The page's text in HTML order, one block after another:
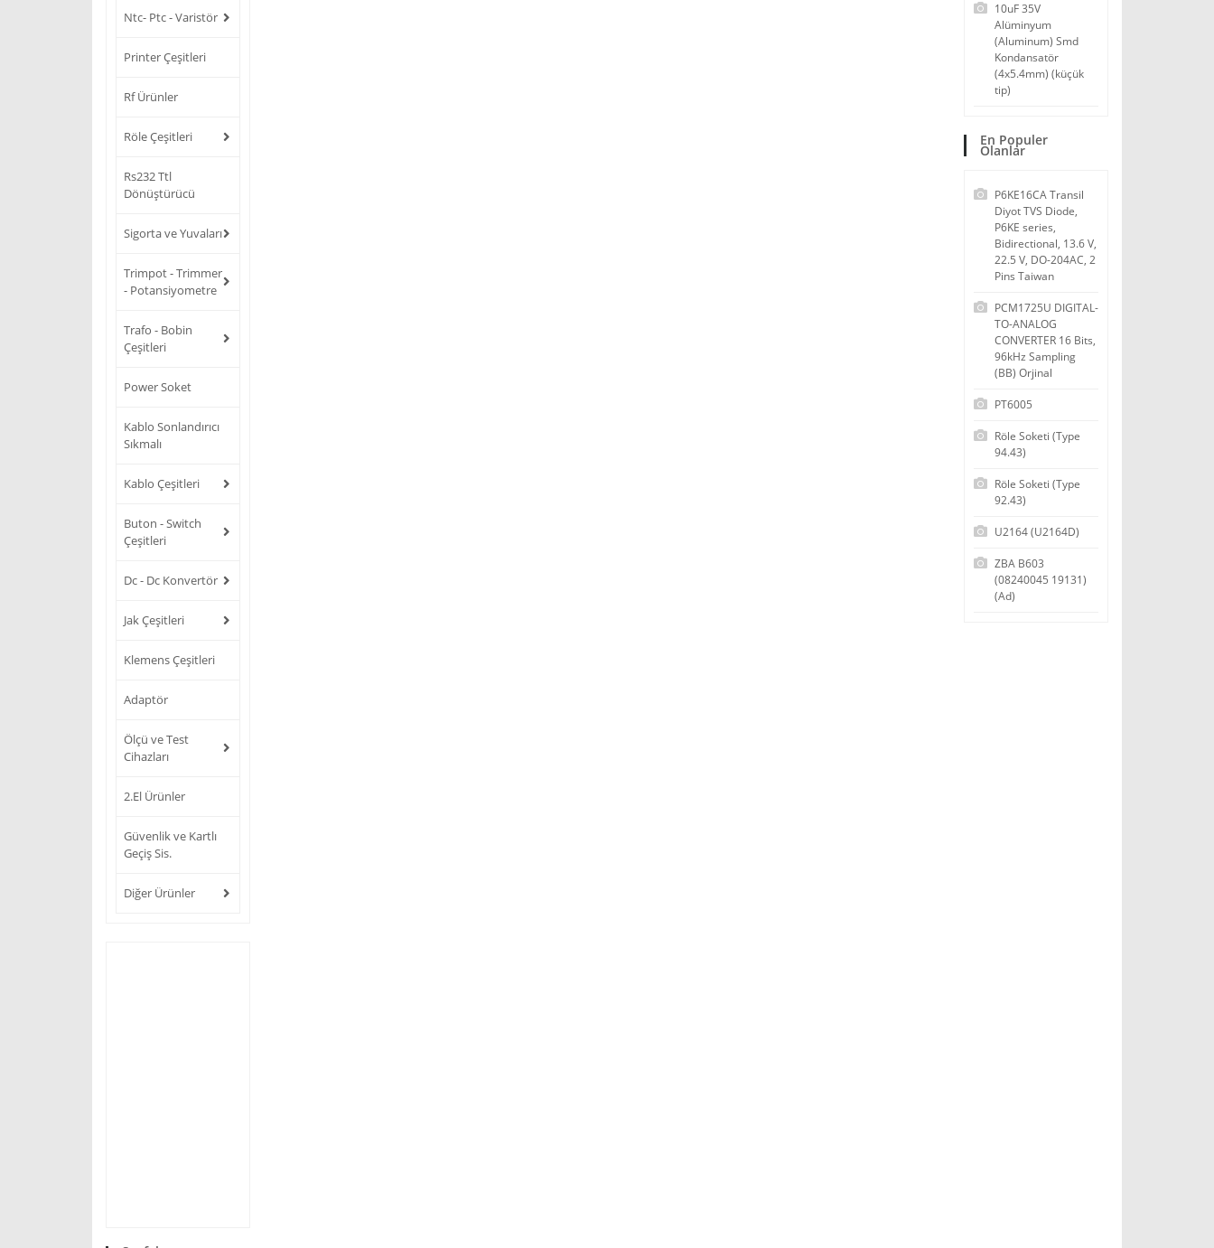
Ntc- Ptc - Varistör
Printer Çeşitleri
Rf Ürünler
Röle Çeşitleri
Rs232 Ttl
Dönüştürücü
Sigorta ve Yuvaları
Trimpot - Trimmer
- Potansiyometre
Trafo - Bobin
Çeşitleri
Power Soket
Kablo Sonlandırıcı
Sıkmalı
Kablo Çeşitleri
Buton - Switch
Çeşitleri
Dc - Dc Konvertör
Jak Çeşitleri
Klemens Çeşitleri
Adaptör
Ölçü ve Test
Cihazları
2.El Ürünler
Güvenlik ve Kartlı
Geçiş Sis.
Diğer Ürünler
10uF 35V
Alüminyum
(Aluminum) Smd
Kondansatör
(4x5.4mm) (küçük
tip)
En Populer
Olanlar
P6KE16CA Transil
Diyot TVS Diode,
P6KE series,
Bidirectional, 13.6 V,
22.5 V, DO-204AC, 2
Pins Taiwan
PCM1725U DIGITAL-
TO-ANALOG
CONVERTER 16 Bits,
96kHz Sampling
(BB) Orjinal
PT6005
Röle Soketi (Type
94.43)
Röle Soketi (Type
92.43)
U2164 (U2164D)
ZBA B603
(08240045 19131)
(Ad)